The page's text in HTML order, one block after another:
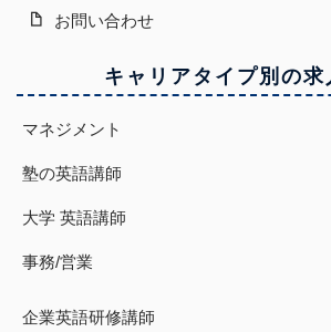
お問い合わせ
キャリアタイプ別の求
マネジメント
塾の英語講師
大学 英語講師
事務/営業
企業英語研修講師